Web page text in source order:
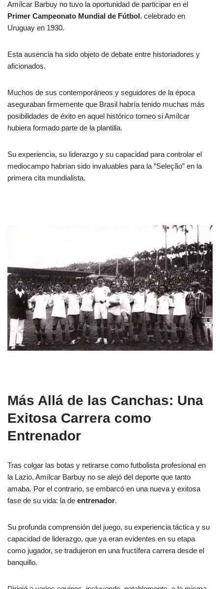
Amílcar Barbuy no tuvo la oportunidad de participar en el
Primer Campeonato Mundial de Fútbol, celebrado en
Uruguay en 1930.
Esta ausencia ha sido objeto de debate entre historiadores y
aficionados.
Muchos de sus contemporáneos y seguidores de la época
aseguraban firmemente que Brasil habría tenido muchas más
posibilidades de éxito en aquel histórico torneo si Amílcar
hubiera formado parte de la plantilla.
Su experiencia, su liderazgo y su capacidad para controlar el
mediocampo habrían sido invaluables para la “Seleção” en la
primera cita mundialista.
Más Allá de las Canchas: Una
Exitosa Carrera como
Entrenador
Tras colgar las botas y retirarse como futbolista profesional en
la Lazio, Amílcar Barbuy no se alejó del deporte que tanto
amaba. Por el contrario, se embarcó en una nueva y exitosa
fase de su vida: la de entrenador.
Su profunda comprensión del juego, su experiencia táctica y su
capacidad de liderazgo, que ya eran evidentes en su etapa
como jugador, se tradujeron en una fructífera carrera desde el
banquillo.